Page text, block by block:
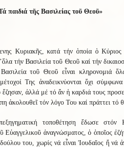
παιδιά τῆς Βασιλείας τοῦ Θεοῦ»
Κυριακῆς, κατά τήν ὁποία ὁ
τήν Βασιλεία τοῦ Θεοῦ καί τήν
τοῦ Θεοῦ εἶναι κληρονομιά
Της ἀναδεικνύονται ὄχι
ἀλλά μέ τό ἄν ἡ καρδιά τους
ἀκολουθεῖ τόν λόγο Του καί πράττει τό
τοποθέτηση ἔδωσε στόν
Εὐαγγελικοῦ ἀναγνώσματος, ὁ ὁποῖος
του, χωρίς νά εἶναι Ἰουδαῖος ἤ νά